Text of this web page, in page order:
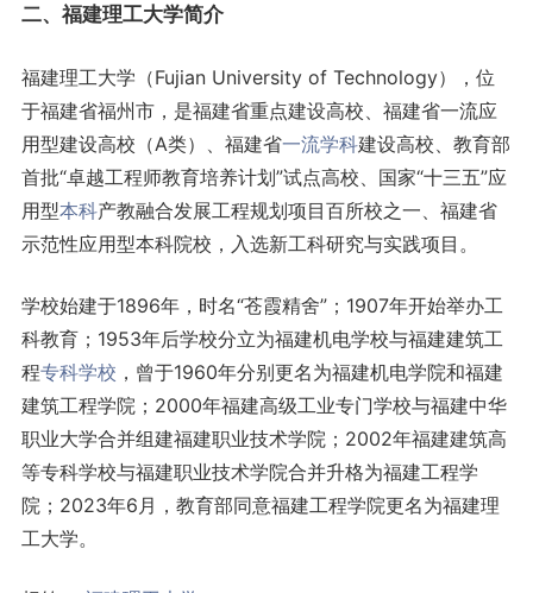
二、福建理工大学简介
福建理工大学（Fujian University of Technology），位
于福建省福州市，是福建省重点建设高校、福建省一流应
用型建设高校（A类）、福建省一流学科建设高校、教育部
首批“卓越工程师教育培养计划”试点高校、国家“十三五”应
用型本科产教融合发展工程规划项目百所校之一、福建省
示范性应用型本科院校，入选新工科研究与实践项目。
学校始建于1896年，时名“苍霞精舍”；1907年开始举办工
科教育；1953年后学校分立为福建机电学校与福建建筑工
程专科学校 ，曾于1960年分别更名为福建机电学院和福建
建筑工程学院；2000年福建高级工业专门学校与福建中华
职业大学合并组建福建职业技术学院；2002年福建建筑高
等专科学校与福建职业技术学院合并升格为福建工程学
院；2023年6月，教育部同意福建工程学院更名为福建理
工大学。